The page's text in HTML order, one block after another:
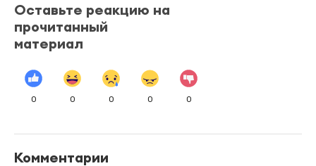
Оставьте реакцию на
прочитанный
материал
0 0 0 0 0
Комментарии